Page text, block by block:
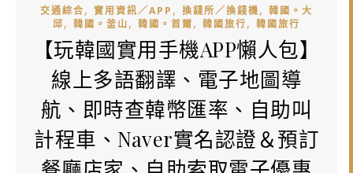
交通綜合, 實用資訊／APP , 換錢所／換錢機, 韓國。大
邱, 韓國。釜山, 韓國。首爾, 韓國旅行, 韓國旅行
【玩韓國實用手機APP懶人包】
線上多語翻譯、電子地圖導
航、即時查韓幣匯率、自助叫
計程車、Naver實名認證＆預訂